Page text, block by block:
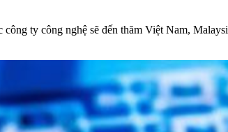
ty công nghệ sẽ đến thăm Việt Nam,